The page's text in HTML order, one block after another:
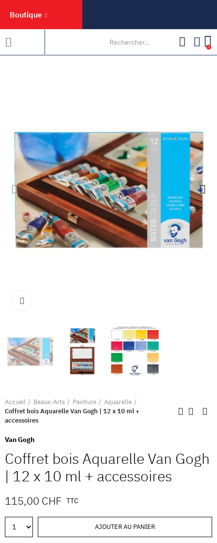
Boutique
0
Accueil Beaux-Arts Peinture
Aquarelle
Coffret bois Aquarelle Van Gogh | 12 x 10 ml +
accessoires
Van Gogh
Coffret bois Aquarelle Van Gogh
| 12 x 10 ml + accessoires
115,00 CHF TTC
AJOUTER AU PANIER